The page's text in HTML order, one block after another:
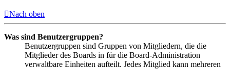
Nach oben
Was sind Benutzergruppen?
Benutzergruppen sind Gruppen von Mitgliedern, die die
Mitglieder des Boards in für die Board-Administration
verwaltbare Einheiten aufteilt. Jedes Mitglied kann mehreren